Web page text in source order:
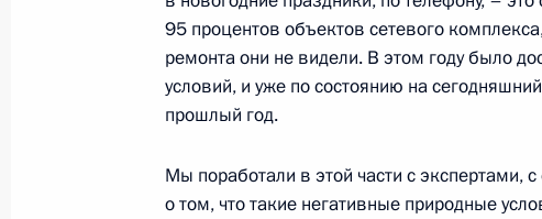
19 августа 2021 года, четверг
Встреча с врио главы Дагестана
95 процентов объектов сетевого
ремонта они не видели. В этом году было
условий, и уже по состоянию на
прошлый год.
Мы поработали в этой части с экспертами,
о том, что такие негативные природные